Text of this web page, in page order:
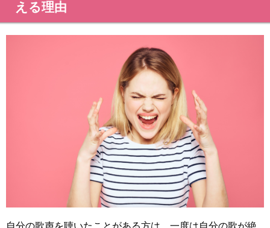
える理由
自分の歌声を聴いたことがある方は、一度は自分の歌が絶